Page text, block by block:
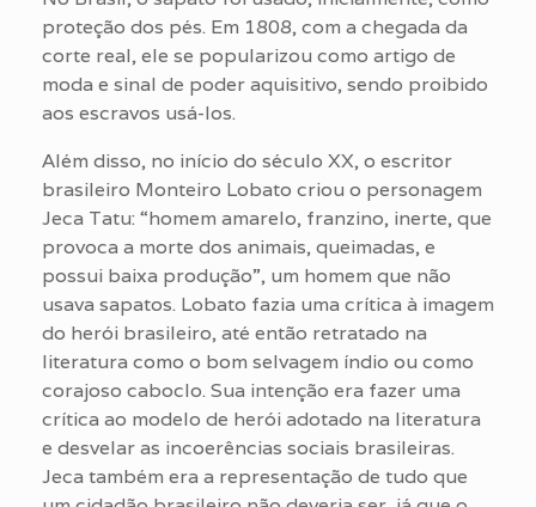
proteção dos pés. Em 1808, com a chegada da
corte real, ele se popularizou como artigo de
moda e sinal de poder aquisitivo, sendo proibido
aos escravos usá-los.
Além disso, no início do século XX, o escritor
brasileiro Monteiro Lobato criou o personagem
Jeca Tatu: “homem amarelo, franzino, inerte, que
provoca a morte dos animais, queimadas, e
possui baixa produção”, um homem que não
usava sapatos. Lobato fazia uma crítica à imagem
do herói brasileiro, até então retratado na
literatura como o bom selvagem índio ou como
corajoso caboclo. Sua intenção era fazer uma
crítica ao modelo de herói adotado na literatura
e desvelar as incoerências sociais brasileiras.
Jeca também era a representação de tudo que